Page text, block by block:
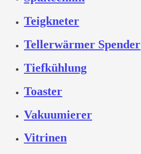
Teigkneter
Tellerwärmer Spender
Tiefkühlung
Toaster
Vakuumierer
Vitrinen